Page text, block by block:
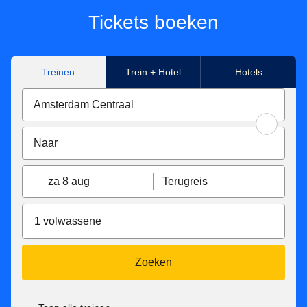
Tickets boeken
Treinen Trein + Hotel Hotels
za 8 aug Terugreis
1 volwassene
Zoeken